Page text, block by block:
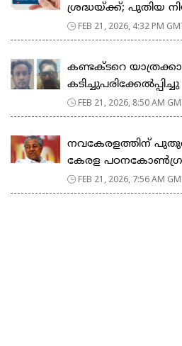
ശ്രദ്ധയ്ക്ക്; പുതിയ
FEB 21, 2026, 4:32 PM
കണ്ടക്ടറെ
കടിച്ചുപരിക്കേൽപ്പിച്ചു
FEB 21, 2026, 8:50 AM
നവകേരളത്തിന്
കേരള
FEB 21, 2026, 7:56 AM